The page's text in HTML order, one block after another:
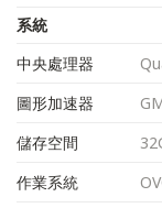
系統
中央處理器
圖形加速器
儲存空間
作業系統